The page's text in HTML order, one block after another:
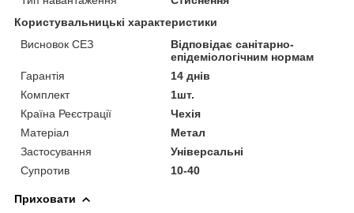
Користувальницькі характеристики
Висновок СЕЗ
Відповідає санітарно-
епідеміологічним нормам
Гарантія
14 днів
Комплект
1шт.
Країна Реєстрації
Чехія
Матеріал
Метал
Застосування
Універсальні
Супротив
10-40
Приховати